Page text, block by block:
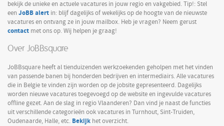
bekijk de unieke en actuele vacatures in jouw regio en vakgebied. Tip!: Stel
een JoBB alert in: blijf dagelijks of wekelijks op de hoogte van de nieuwste
vacatures en ontvang ze in jouw mailbox. Heb je vragen? Neem gerust
contact met ons op. Wij helpen je graag!
Over JoBBsquare
JoBBsquare heeft al tienduizenden werkzoekenden geholpen met het vinden
van passende banen bij honderden bedrijven en intermediairs. Alle vacatures
die in Belgie te vinden zijn worden op de jobsite gepresenteerd. Dagelijks
worden nieuwe vacatures toegevoegd op de website en ingevulde vacatures
offline gezet. Aan de slag in regio Vlaanderen? Dan vind je naast de functies
uit verschillende categorieën ook vacatures in Turnhout, Sint-Truiden,
Oudenaarde, Halle, etc. Bekijk het overzicht.